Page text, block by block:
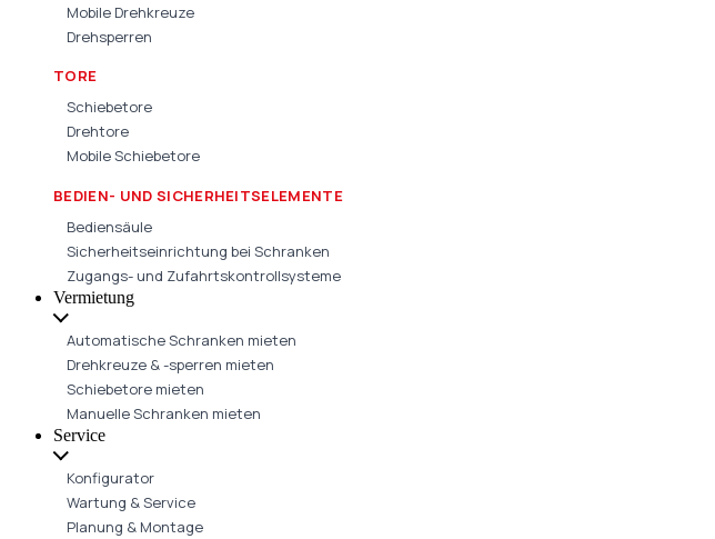
Mobile Drehkreuze
Drehsperren
TORE
Schiebetore
Drehtore
Mobile Schiebetore
BEDIEN- UND SICHERHEITSELEMENTE
Bediensäule
Sicherheitseinrichtung bei Schranken
Zugangs- und Zufahrtskontrollsysteme
Vermietung
Automatische Schranken mieten
Drehkreuze & -sperren mieten
Schiebetore mieten
Manuelle Schranken mieten
Service
Konfigurator
Wartung & Service
Planung & Montage